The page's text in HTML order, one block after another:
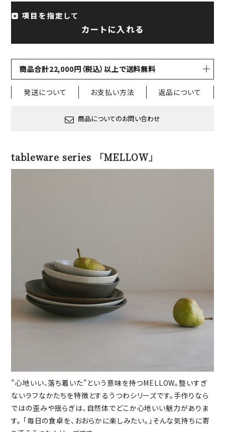
項目を指定して
カートに入れる
商品合計22,000円（税込）以上で送料無料
発送について お支払い方法 返品について
商品についてのお問い合わせ
tableware series 「MELLOW」
"心地いい、落ち着いた"という意味を持つMELLOW。整いすぎ
ないラフなかたちを特徴とするうつわシリーズです。手作りなら
ではの歪みや揺らぎは、自然体でどこか心地いい魅力がありま
す。 「毎日の食卓を、おおらかに楽しみたい。」そんな気持ちに寄